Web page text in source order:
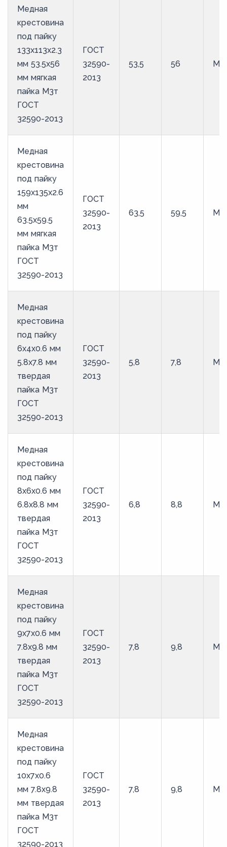
Медная
крестовина
под пайку
133х113х2.3
мм 53.5х56
мм мягкая
пайка М3т
ГОСТ
32590-2013
ГОСТ
32590-
2013
53,5 56
Медная
крестовина
под пайку
159х135х2.6
мм
63.5х59.5
мм мягкая
пайка М3т
ГОСТ
32590-2013
ГОСТ
32590-
2013
63,5 59,5
Медная
крестовина
под пайку
6х4х0.6 мм
5.8х7.8 мм
твердая
пайка М3т
ГОСТ
32590-2013
ГОСТ
32590-
2013
5,8 7,8
Медная
крестовина
под пайку
8х6х0.6 мм
6.8х8.8 мм
твердая
пайка М3т
ГОСТ
32590-2013
ГОСТ
32590-
2013
6,8 8,8
Медная
крестовина
под пайку
9х7х0.6 мм
7.8х9.8 мм
твердая
пайка М3т
ГОСТ
32590-2013
ГОСТ
32590-
2013
7,8 9,8
Медная
крестовина
под пайку
10х7х0.6
мм 7.8х9.8
мм твердая
пайка М3т
ГОСТ
32590-2013
ГОСТ
32590-
2013
7,8 9,8